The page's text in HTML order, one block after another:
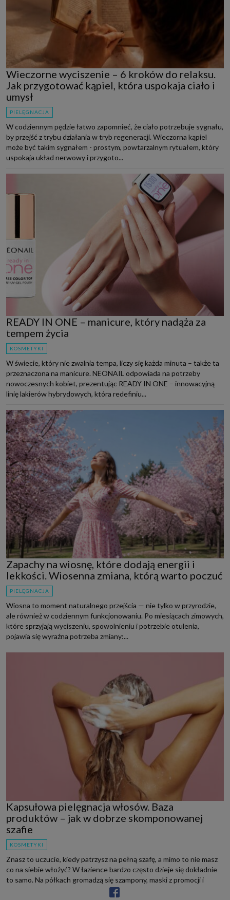
Wieczorne wyciszenie – 6 kroków do relaksu.
Jak przygotować kąpiel, która uspokaja ciało i
umysł
PIELĘGNACJA
W codziennym pędzie łatwo zapomnieć, że ciało potrzebuje sygnału,
by przejść z trybu działania w tryb regeneracji. Wieczorna kąpiel
może być takim sygnałem - prostym, powtarzalnym rytuałem, który
uspokaja układ nerwowy i przygoto...
READY IN ONE – manicure, który nadąża za
tempem życia
KOSMETYKI
W świecie, który nie zwalnia tempa, liczy się każda minuta – także ta
przeznaczona na manicure. NEONAIL odpowiada na potrzeby
nowoczesnych kobiet, prezentując READY IN ONE – innowacyjną
linię lakierów hybrydowych, która redefiniu...
Zapachy na wiosnę, które dodają energii i
lekkości. Wiosenna zmiana, którą warto poczuć
PIELĘGNACJA
Wiosna to moment naturalnego przejścia — nie tylko w przyrodzie,
ale również w codziennym funkcjonowaniu. Po miesiącach zimowych,
które sprzyjają wyciszeniu, spowolnieniu i potrzebie otulenia,
pojawia się wyraźna potrzeba zmiany:...
Kapsułowa pielęgnacja włosów. Baza
produktów – jak w dobrze skomponowanej
szafie
KOSMETYKI
Znasz to uczucie, kiedy patrzysz na pełną szafę, a mimo to nie masz
co na siebie włożyć? W łazience bardzo często dzieje się dokładnie
to samo. Na półkach gromadzą się szampony, maski z promocji i
odżywki, które miały przynieść s...